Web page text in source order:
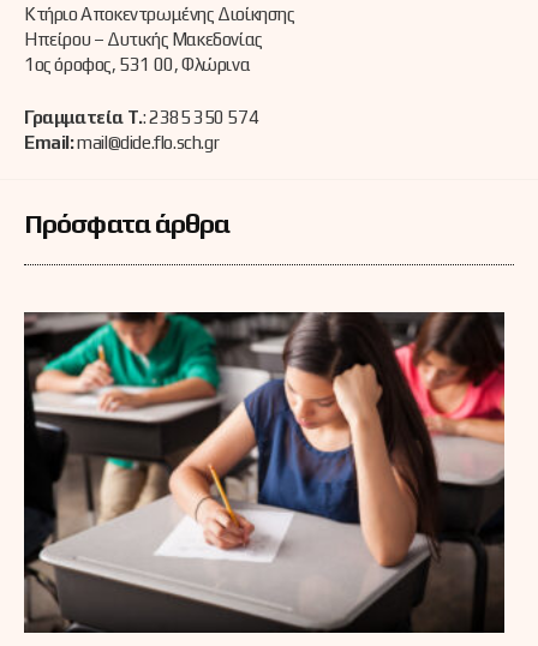
Κτήριο Αποκεντρωμένης Διοίκησης
Ηπείρου – Δυτικής Μακεδονίας
1ος όροφος, 531 00, Φλώρινα
Γραμματεία Τ.: 2385 350 574
Email:mail@dide.flo.sch.gr
Πρόσφατα άρθρα